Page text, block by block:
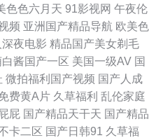
费观看视频 日本撸撸资源网 日本
久 日本情趣片 久久中文国产嫩草
产精品思思 国产黑料av网 福利姬
老湿免费一分钟 狼友色撸撸网 人
色色六月天 91影视网 午夜伦
频 亚洲国产精品导航 欧美色
深夜电影 精品国产美女剃毛
白酱国产一区 美国一级AV 国
微拍福利国产视频 国产人成
费黄A片 久草福利 乱伦家庭
屁 国产精品天干天 国产精品
卡二区 国产日韩91 久草福